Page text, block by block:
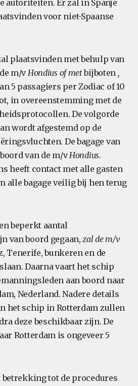
autoriteiten. Er zal in Spanje
voor niet-Spaanse
plaatsvinden met behulp van
m/vHondius of metbijboten ,
5 passagiers per Zodiac of 10
in overeenstemming met de
De volgorde
wordt afgestemd op de
De bagage van
van de m/vHondius.
heeft contact met alle gasten
alle bagage veilig bij hen terug
beperkt aantal
van boord gegaan,zal de m/v
Tenerife, bunkeren en de
Daarna vaart het schip
aan boord naar
Nederland. Nadere details
het schip in Rotterdam zullen
deze beschikbaar zijn. De
Rotterdam is ongeveer 5
betrekking tot de procedures